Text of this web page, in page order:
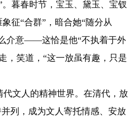
暮春时节，宝玉、黛玉、宝钗
征“合群”，暗合她“随分从
介意——这恰是他“不执着于外
，笑道，“这一放虽有趣，只是
文人的精神世界。在清代，放
列，成为文人寄托情感、安放